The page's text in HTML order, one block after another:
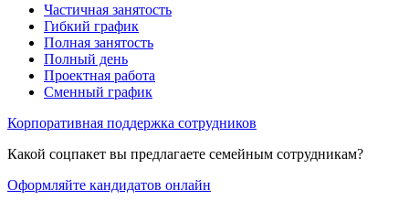
Частичная занятость
Гибкий график
Полная занятость
Полный день
Проектная работа
Сменный график
Корпоративная поддержка сотрудников
Какой соцпакет вы предлагаете семейным сотрудникам?
Оформляйте кандидатов онлайн